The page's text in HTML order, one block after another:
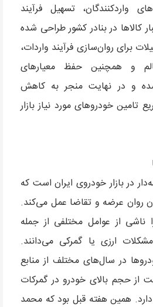
واردکنندگان، تسهیل فرآیند
در بنادر کشور طراحی شده
برای روان‌سازی فرآیند واردات،
و همچنین حفظ معیارهای
و در نهایت منجر به کاهش
تامین خودروهای مورد نیاز بازار
در بازار خودروی ایران است که
روان عرضه و تقاضا عمل می‌کند.
ناشی از عوامل مختلفی از جمله
ارزی یا گمرکی می‌دانند.
در سال‌های مختلف از منابع
از حجم بالای خودرو در گمرکات
همین هفته قبل بود که محمد